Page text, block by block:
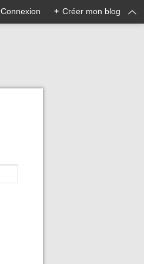
Connexion + Créer mon blog